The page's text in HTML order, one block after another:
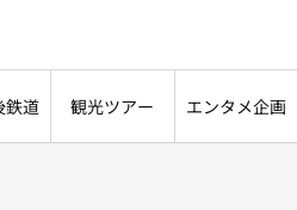
鉄道 観光ツアー エンタメ企画